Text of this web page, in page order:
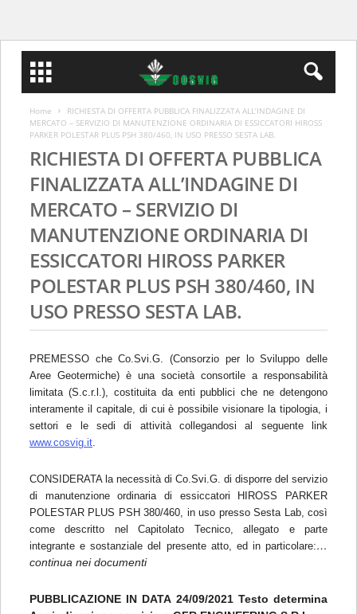
Home
RICHIESTA DI OFFERTA PUBBLICA FINALIZZATA ALL’INDAGINE DI
MERCATO – SERVIZIO DI MANUTENZIONE ORDINARIA DI ESSICCATORI HIROSS
PARKER POLESTAR PLUS PSH 380/460, IN USO PRESSO SESTA LAB.
RICHIESTA DI OFFERTA PUBBLICA
FINALIZZATA ALL’INDAGINE DI
MERCATO – SERVIZIO DI
MANUTENZIONE ORDINARIA DI
ESSICCATORI HIROSS PARKER
POLESTAR PLUS PSH 380/460, IN
USO PRESSO SESTA LAB.
PREMESSO che Co.Svi.G. (Consorzio per lo Sviluppo delle
Aree Geotermiche) è una società consortile a responsabilità
limitata (S.c.r.l.), costituita da enti pubblici che ne detengono
interamente il capitale, di cui è possibile visionare la tipologia, i
settori e le sedi di attività collegandosi al seguente link
www.cosvig.it.
CONSIDERATA la necessità di Co.Svi.G. di disporre del servizio
di manutenzione ordinaria di essiccatori HIROSS PARKER
POLESTAR PLUS PSH 380/460, in uso presso Sesta Lab, così
come descritto nel Capitolato Tecnico, allegato e parte
integrante e sostanziale del presente atto, ed in particolare:…
continua nei documenti
PUBBLICAZIONE IN DATA 24/09/2021 Testo determina